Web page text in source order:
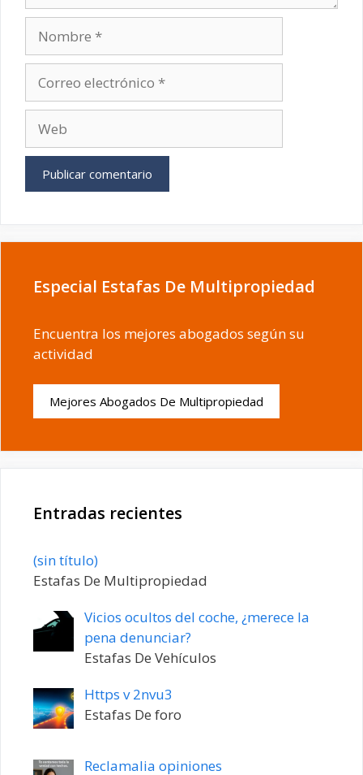
electrónico
Especial Estafas De Multipropiedad
Encuentra los mejores abogados según su
actividad
Mejores Abogados De Multipropiedad
Entradas recientes
(sin título)Entrada
20198
Estafas De Multipropiedad
Vicios ocultos del coche, ¿merece la
pena denunciar?
Estafas De Vehículos
Https v 2nvu3
Estafas De foro
Reclamalia opiniones